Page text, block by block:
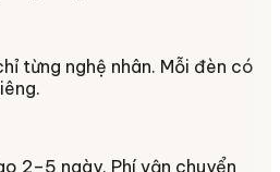
từng nghệ nhân. Mỗi đèn có
2–5 ngày. Phí vận chuyển